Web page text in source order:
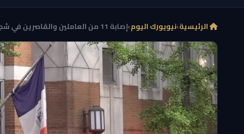
الرئيسية›نيويورك اليوم›إصابة 11 من العاملين والقاصرين في شجار بسجن الأحدا...